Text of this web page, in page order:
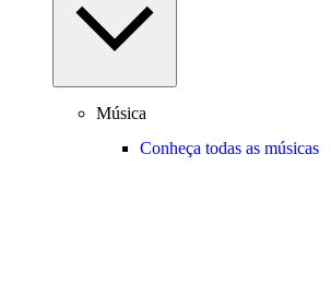
Música
Conheça todas as músicas